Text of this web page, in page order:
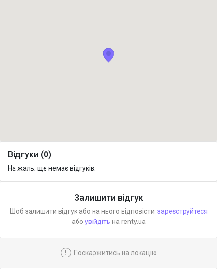
Відгуки (0)
На жаль, ще немає відгуків.
Залишити відгук
Щоб залишити відгук або на нього відповісти, зареєструйтеся
або увійдіть на renty.ua
! Поскаржитись на локацію